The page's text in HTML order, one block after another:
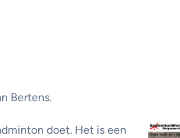
Bertens.
doet. Het is een